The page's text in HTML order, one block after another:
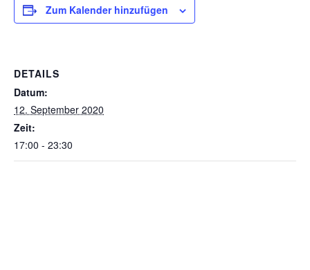
Zum Kalender hinzufügen
DETAILS
Datum:
12. September 2020
Zeit:
17:00 - 23:30